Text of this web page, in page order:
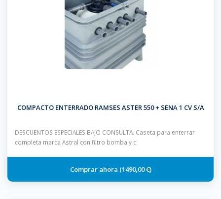
COMPACTO ENTERRADO RAMSES ASTER 550 + SENA 1 CV S/A
DESCUENTOS ESPECIALES BAJO CONSULTA. Caseta para enterrar
completa marca Astral con filtro bomba y c
1490,00 €